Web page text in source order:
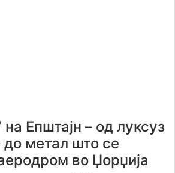
на Епштајн – од луксуз
до метал што се
во Џорџија